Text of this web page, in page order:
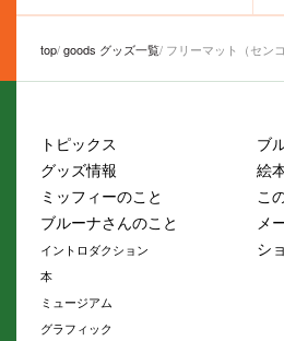
top goods グッズ一覧 フリーマット（センコ
トピックス
グッズ情報
ミッフィーのこと
ブルーナさんのこと
イントロダクション
本
ミュージアム
グラフィック
ブ
絵
こ
メ
シ